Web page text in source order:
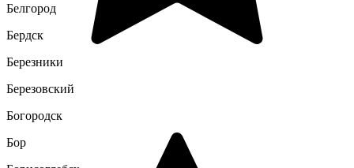
Белгород
Бердск
Березники
Березовский
Богородск
Бор